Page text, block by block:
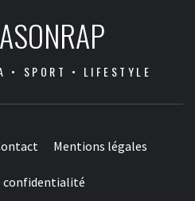
• SPORT • LIFESTYLE
Mentions légales
confidentialité